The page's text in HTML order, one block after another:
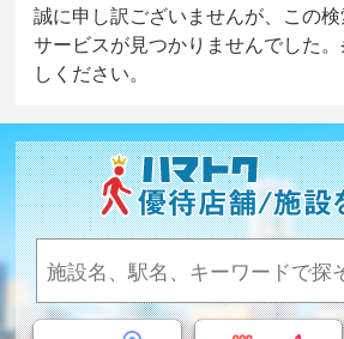
誠に申し訳ございませんが、この
サービスが見つかりませんでした
しください。